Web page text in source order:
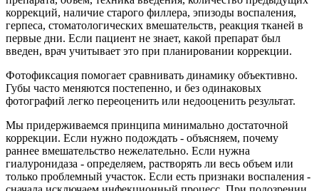
коррекций, наличие старого филлера, эпизоды воспаления,
герпеса, стоматологических вмешательств, реакция тканей в
первые дни. Если пациент не знает, какой препарат был
введен, врач учитывает это при планировании коррекции.
Фотофиксация помогает сравнивать динамику объективно.
Губы часто меняются постепенно, и без одинаковых
фотографий легко переоценить или недооценить результат.
Мы придерживаемся принципа минимально достаточной
коррекции. Если нужно подождать - объясняем, почему
раннее вмешательство нежелательно. Если нужна
гиалуронидаза - определяем, растворять ли весь объем или
только проблемный участок. Если есть признаки воспаления -